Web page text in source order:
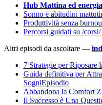
Hub Mattina ed energia
Sonno e abitudini
Produttività senza
Percorsi guidati su /corsi/
Altri episodi da ascoltare —
7 Strategie per Riposare
Guida definitiva per
SogniEpisodio
Abbandona la Comfort
Il Successo è Una